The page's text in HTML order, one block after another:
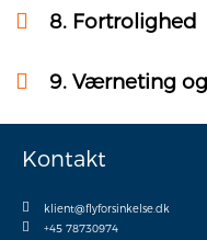
8. Fortrolighed
9. Værneting
Kontakt
klient@flyforsinkelse.dk
+45 78730974